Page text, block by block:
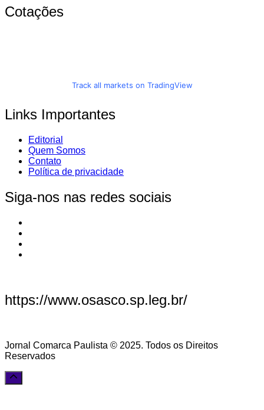
Cotações
Track all markets on TradingView
Links Importantes
Editorial
Quem Somos
Contato
Política de privacidade
Siga-nos nas redes sociais
https://www.osasco.sp.leg.br/
Jornal Comarca Paulista © 2025. Todos os Direitos
Reservados